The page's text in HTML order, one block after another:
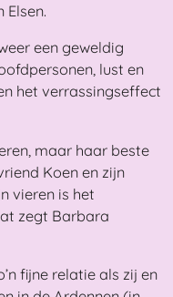
een geweldig
lust en
het verrassingseffect
maar haar beste
Koen en zijn
vieren is het
zegt Barbara
fijne relatie als zij en